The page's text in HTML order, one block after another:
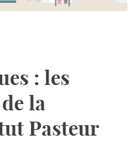
: les
la
Pasteur